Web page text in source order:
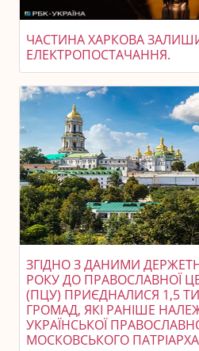
ЧАСТИНА ХАРКОВА
ЕЛЕКТРОПОСТАЧАННЯ.
ЗГІДНО З ДАНИМИ
РОКУ ДО ПРАВОСЛАВНОЇ
(ПЦУ) ПРИЄДНАЛИСЯ 1,5
ГРОМАД, ЯКІ РАНІШЕ
УКРАЇНСЬКОЇ
МОСКОВСЬКОГО